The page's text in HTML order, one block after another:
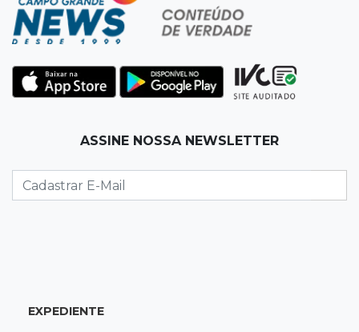
presença em metade dos presídios de MS
Motorista bêbado e sem CNH é preso por
homicídio
Finanças
a R$ 3,29 bi aplicações de MS
11:16Agendão
ASSINE NOSSA NEWSLETTER
EXPEDIENTE